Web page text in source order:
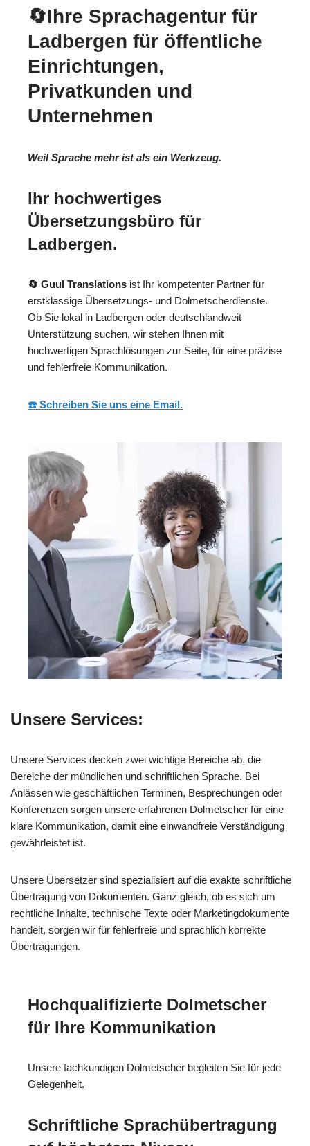
🔄Ihre Sprachagentur für
Ladbergen für öffentliche
Einrichtungen,
Privatkunden und
Unternehmen
Weil Sprache mehr ist als ein Werkzeug.
Ihr hochwertiges
Übersetzungsbüro für
Ladbergen.
🔄 Guul Translations ist Ihr kompetenter Partner für
erstklassige Übersetzungs- und Dolmetscherdienste.
Ob Sie lokal in Ladbergen oder deutschlandweit
Unterstützung suchen, wir stehen Ihnen mit
hochwertigen Sprachlösungen zur Seite, für eine präzise
und fehlerfreie Kommunikation.
☎️ Schreiben Sie uns eine Email.
Unsere Services:
Unsere Services decken zwei wichtige Bereiche ab, die
Bereiche der mündlichen und schriftlichen Sprache. Bei
Anlässen wie geschäftlichen Terminen, Besprechungen oder
Konferenzen sorgen unsere erfahrenen Dolmetscher für eine
klare Kommunikation, damit eine einwandfreie Verständigung
gewährleistet ist.
Unsere Übersetzer sind spezialisiert auf die exakte schriftliche
Übertragung von Dokumenten. Ganz gleich, ob es sich um
rechtliche Inhalte, technische Texte oder Marketingdokumente
handelt, sorgen wir für fehlerfreie und sprachlich korrekte
Übertragungen.
Hochqualifizierte Dolmetscher
für Ihre Kommunikation
Unsere fachkundigen Dolmetscher begleiten Sie für jede
Gelegenheit.
Schriftliche Sprachübertragung